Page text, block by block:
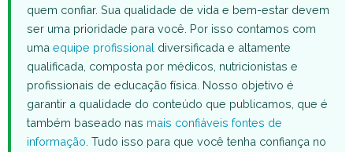
quem confiar. Sua qualidade de vida e bem-estar devem
ser uma prioridade para você. Por isso contamos com
uma equipe profissional diversificada e altamente
qualificada, composta por médicos, nutricionistas e
profissionais de educação física. Nosso objetivo é
garantir a qualidade do conteúdo que publicamos, que é
também baseado nas mais confiáveis fontes de
informação . Tudo isso para que você tenha confiança no